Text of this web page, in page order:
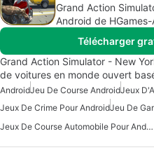
Grand Action
Android de
Télécharger
Grand Action Simulator - New
de voitures en monde ouvert
AndroidJeu De Course AndroidJeux
Jeux De Crime Pour AndroidJeu De
Jeux De Course Automobile Pour Android